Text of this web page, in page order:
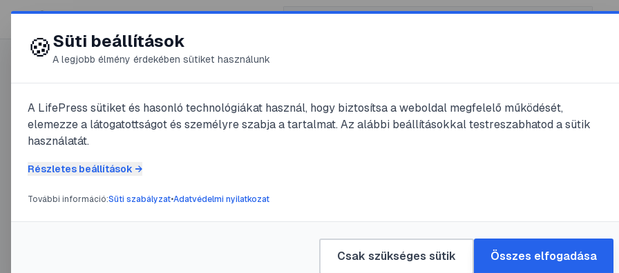
😍 LifePress
@oknyomozo
A kaffir lime levél használata:
útmutató a délkelet-ázsiai
konyha titkos fegyveréhez
🍪Süti beállítások
A legjobb élmény érdekében sütiket használunk
A LifePress sütiket és hasonló technológiákat használ, hogy biztosítsa a weboldal megfelelő működését,
elemezze a látogatottságot és személyre szabja a tartalmat. Az alábbi beállításokkal testreszabhatod a sütik
használatát.
Részletes beállítások →
További információ:Süti szabályzat•Adatvédelmi nyilatkozat
Csak szükséges sütik Összes elfogadása